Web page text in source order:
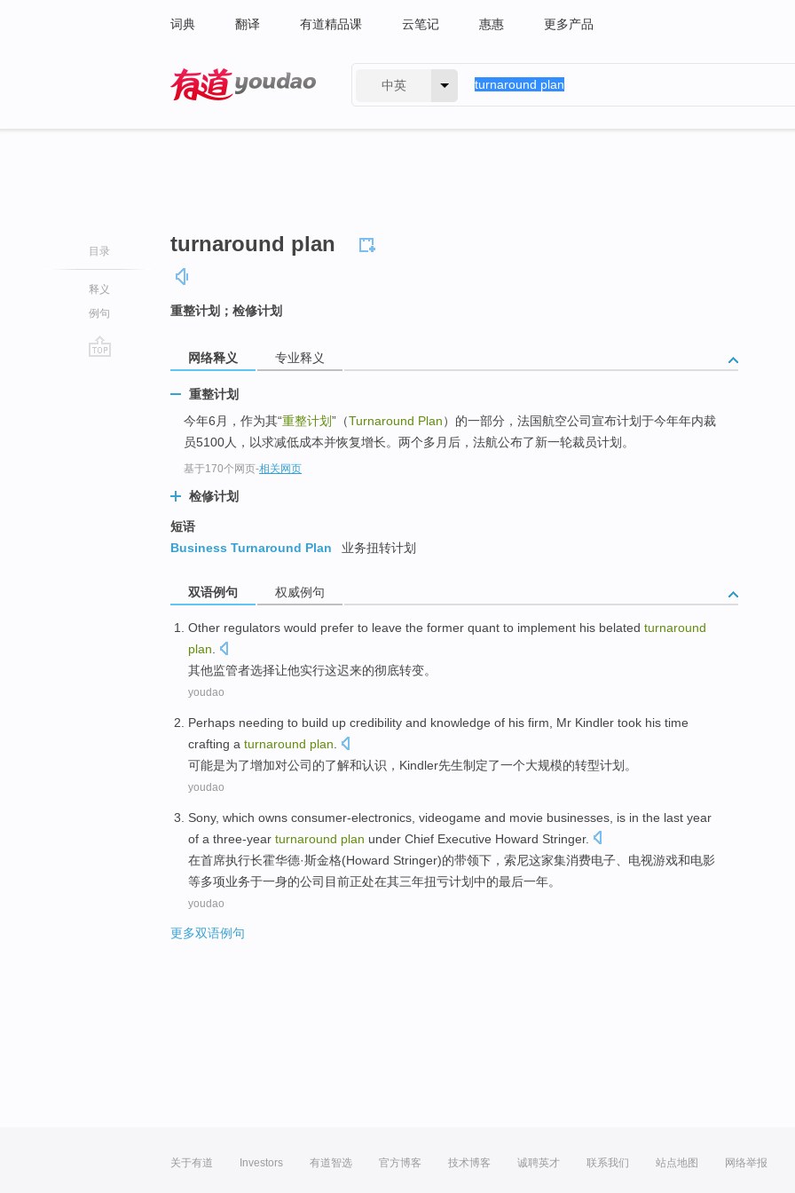
词典 翻译 有道精品课 云笔记 惠惠 更多产品
中英
目录
释义
例句
turnaround plan
重整计划；检修计划
网络释义 专业释义
重整计划
今年6月，作为其“重整计划”（Turnaround Plan）的一部分，法国航空公司宣布计划于今年年内裁
员5100人，以求减低成本并恢复增长。两个多月后，法航公布了新一轮裁员计划。
基于170个网页-相关网页
检修计划
短语
Business Turnaround Plan
业务扭转计划
双语例句 权威例句
Other regulators would prefer to leave the former quant to implement his belated turnaround
plan
其他监管者选择让他实行这迟来的彻底转变。
youdao
Perhaps needing to build up credibility and knowledge of his firm Mr Kindler took his time
crafting a turnaround plan
可能是为了增加对公司 的了解和认识 ， Kindler先生制定了一个大规模的转型计划 。
youdao
Sony, which owns consumer-electronics, videogame and movie businesses , is in the last year
of a three-year turnaround plan under Chief Executive Howard Stringer.
在首席执行长霍华德·斯金格(Howard Stringer)的带领下， 索尼这家集消费电子、 电视游戏和电影
等多项业务于一身的公司目前正处在其三年扭亏计划中的最后一年。
youdao
更多双语例句
关于有道 Investors 有道智选 官方博客 技术博客 诚聘英才 联系我们 站点地图 网络举报